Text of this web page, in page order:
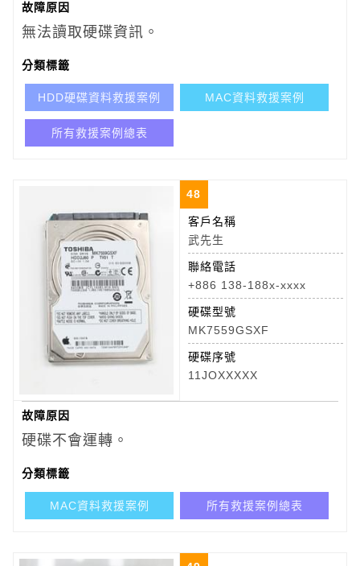
故障原因
無法讀取硬碟資訊。
分類標籤
HDD硬碟資料救援案例 MAC資料救援案例
所有救援案例總表
48
客戶名稱
武先生
聯絡電話
+886 138-188x-xxxx
硬碟型號
MK7559GSXF
硬碟序號
11JOXXXXX
故障原因
硬碟不會運轉。
分類標籤
MAC資料救援案例 所有救援案例總表